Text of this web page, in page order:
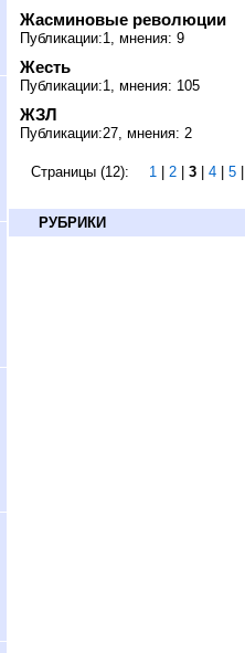
Жасминовые революции
Публикации:1, мнения: 9
Жесть
Публикации:1, мнения: 105
ЖЗЛ
Публикации:27, мнения: 2
Страницы (12): 1 2 3 4 5
РУБРИКИ